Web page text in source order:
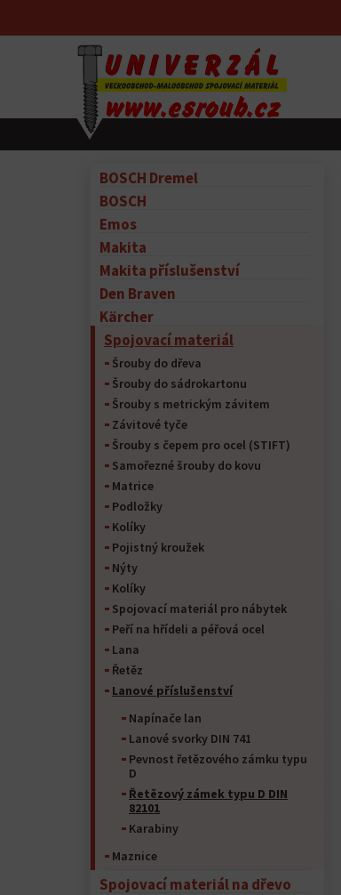
BOSCH Dremel
BOSCH
Emos
Makita
Makita příslušenství
Den Braven
Kärcher
Spojovací materiál
Šrouby do dřeva
Šrouby do sádrokartonu
Šrouby s metrickým závitem
Závitové tyče
Šrouby s čepem pro ocel (STIFT)
Samořezné šrouby do kovu
Matrice
Podložky
Kolíky
Pojistný kroužek
Nýty
Kolíky
Spojovací materiál pro nábytek
Peří na hřídeli a péřová ocel
Lana
Řetěz
Lanové příslušenství
Napínače lan
Lanové svorky DIN 741
Pevnost řetězového zámku typu
D
Řetězový zámek typu D DIN
82101
Karabiny
Maznice
Spojovací materiál na dřevo